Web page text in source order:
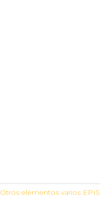
Otros elementos varios EPIS